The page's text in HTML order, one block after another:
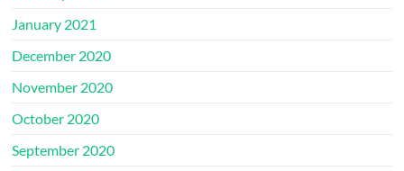
January 2021
December 2020
November 2020
October 2020
September 2020